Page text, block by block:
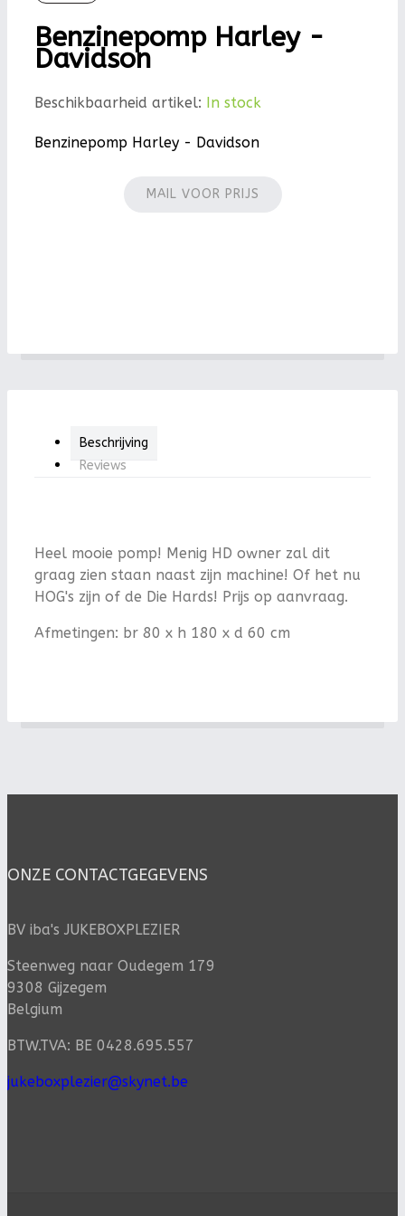
Benzinepomp Harley -
Davidson
Beschikbaarheid artikel: In stock
Benzinepomp Harley - Davidson
MAIL VOOR PRIJS
Beschrijving
Reviews
Heel mooie pomp! Menig HD owner zal dit
graag zien staan naast zijn machine! Of het nu
HOG's zijn of de Die Hards! Prijs op aanvraag.
Afmetingen: br 80 x h 180 x d 60 cm
ONZE CONTACTGEGEVENS
BV iba's JUKEBOXPLEZIER
Steenweg naar Oudegem 179
9308 Gijzegem
Belgium
BTW.TVA: BE 0428.695.557
jukeboxplezier@skynet.be